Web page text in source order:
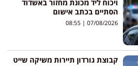
ויכוח ליד מכונת מחזור באשדוד
הסתיים בכתב אישום
07/08/2026
קבוצת גורדון תיירות משיקה שייט